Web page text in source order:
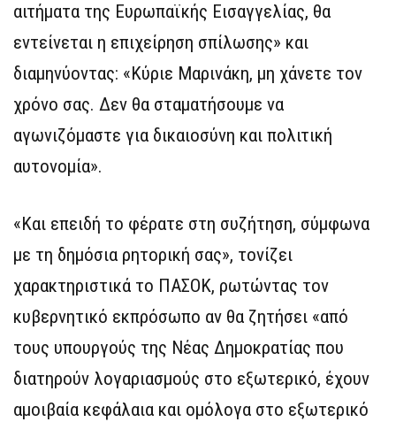
αιτήματα της Ευρωπαϊκής Εισαγγελίας, θα
εντείνεται η επιχείρηση σπίλωσης» και
διαμηνύοντας: «Κύριε Μαρινάκη, μη χάνετε τον
χρόνο σας. Δεν θα σταματήσουμε να
αγωνιζόμαστε για δικαιοσύνη και πολιτική
αυτονομία».
«Και επειδή το φέρατε στη συζήτηση, σύμφωνα
με τη δημόσια ρητορική σας», τονίζει
χαρακτηριστικά το ΠΑΣΟΚ, ρωτώντας τον
κυβερνητικό εκπρόσωπο αν θα ζητήσει «από
τους υπουργούς της Νέας Δημοκρατίας που
διατηρούν λογαριασμούς στο εξωτερικό, έχουν
αμοιβαία κεφάλαια και ομόλογα στο εξωτερικό